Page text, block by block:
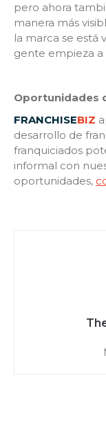
pero ahora
manera más
la marca se está
gente empieza a
Oportunidades
FRANCHISEBIZ
desarrollo de
franquiciados
informal con
oportunidades,